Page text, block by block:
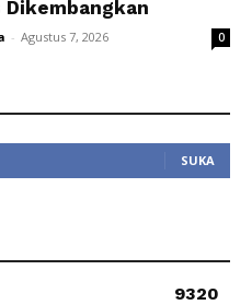
- Agustus 7, 2026 0
SUKA
9320